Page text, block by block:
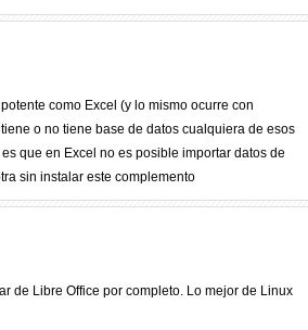
como Excel (y lo mismo ocurre con
o no tiene base de datos cualquiera de esos
que en Excel no es posible importar datos de
sin instalar este complemento
de Libre Office por completo. Lo mejor de Linux